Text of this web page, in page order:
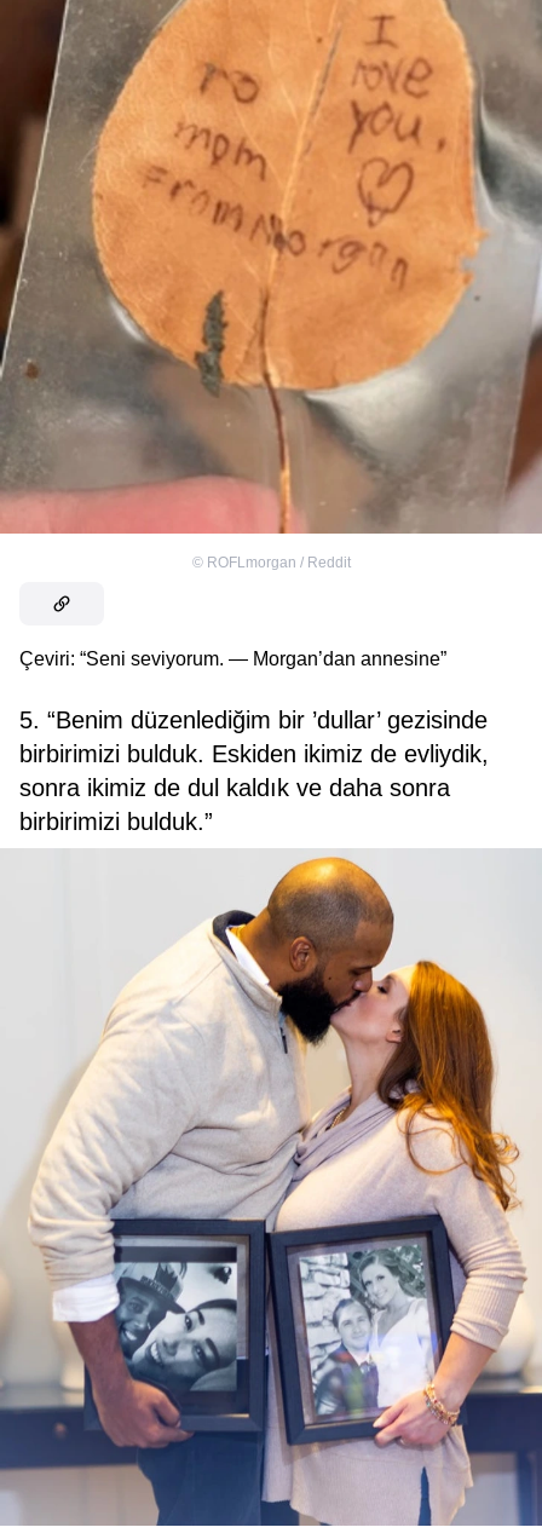
© ROFLmorgan / Reddit
Çeviri: “Seni seviyorum. — Morgan’dan annesine”
5. “Benim düzenlediğim bir ’dullar’ gezisinde
birbirimizi bulduk. Eskiden ikimiz de evliydik,
sonra ikimiz de dul kaldık ve daha sonra
birbirimizi bulduk.”